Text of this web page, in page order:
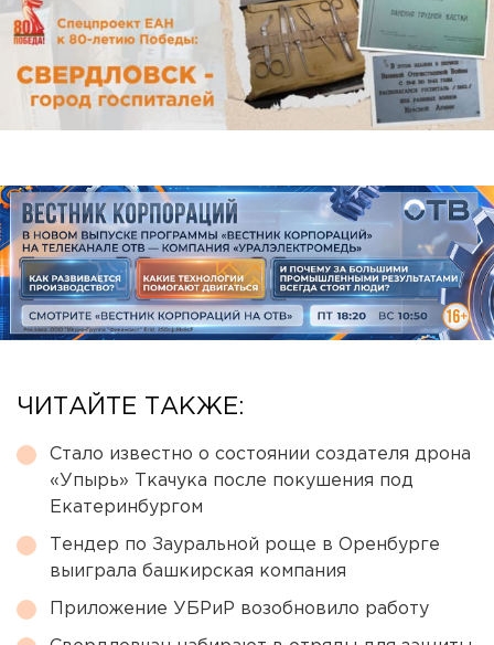
ЧИТАЙТЕ ТАКЖЕ:
Стало известно о состоянии создателя дрона
«Упырь» Ткачука после покушения под
Екатеринбургом
Тендер по Зауральной роще в Оренбурге
выиграла башкирская компания
Приложение УБРиР возобновило работу